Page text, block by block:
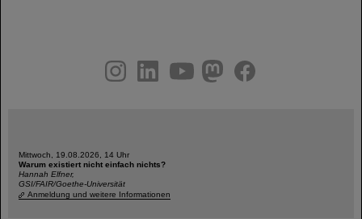
youtubehelmholtz.socialfacebook
Mittwoch, 19.08.2026, 14 Uhr
Warum existiert nicht einfach nichts?
Hannah Elfner,
GSI/FAIR/Goethe-Universität
Anmeldung und weitere Informationen